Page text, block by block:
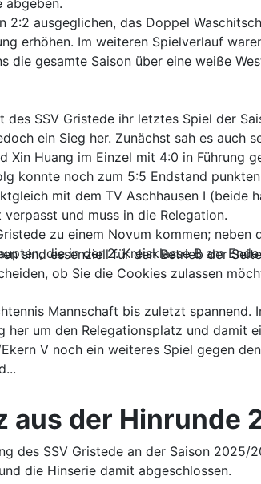
abgeben.
2:2 ausgeglichen, das Doppel
erhöhen. Im weiteren Spielverlauf
gesamte Saison über eine weiße
SSV Gristede ihr letztes Spiel der
ein Sieg her. Zunächst sah es
Huang im Einzel mit 4:0 in Führung
konnte noch zum 5:5 Endstand
mit dem TV Aschhausen I
und muss in die Relegation.
zu einem Novum kommen;
die in der 2. Kreisklasse B am
Mannschaft bis zuletzt
her um den Relegationsplatz und damit
V noch ein weiteres Spiel gegen
aus der Hinrunde
des SSV Gristede an der Saison
die Hinserie damit abgeschlossen.
sind essenziell für den Betrieb der
ob Sie die Cookies zulassen